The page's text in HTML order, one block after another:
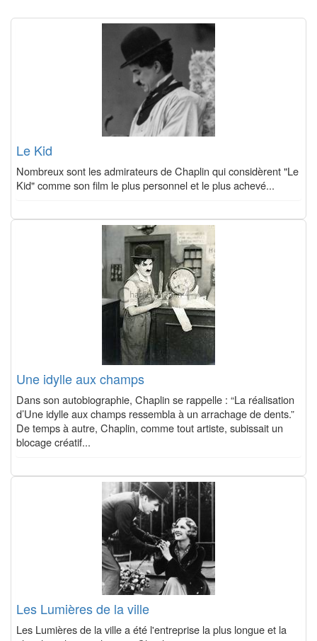
Le Kid
Nombreux sont les admirateurs de Chaplin qui considèrent "Le
Kid" comme son film le plus personnel et le plus achevé...
Une idylle aux champs
Dans son autobiographie, Chaplin se rappelle : “La réalisation
d’Une idylle aux champs ressembla à un arrachage de dents.”
De temps à autre, Chaplin, comme tout artiste, subissait un
blocage créatif...
Les Lumières de la ville
Les Lumières de la ville a été l'entreprise la plus longue et la